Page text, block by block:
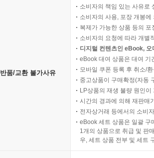
반품/교환 불가사유
소비자의 책임 있는 사유로
소비자의 사용, 포장 개봉
복제가 가능한 상품 등의
소비자의 요청에 따라 개별
디지털 컨텐츠인 eBook,
eBook 대여 상품은 대여 기
모바일 쿠폰 등록 후 취소/
중고상품이 구매확정(자동
LP상품의 재생 불량 원인
시간의 경과에 의해 재판매
전자상거래 등에서의 소비
eBook 세트 상품은 일괄 구
1개의 상품으로 취급 및 판
우, 세트 상품 전부 및 세트